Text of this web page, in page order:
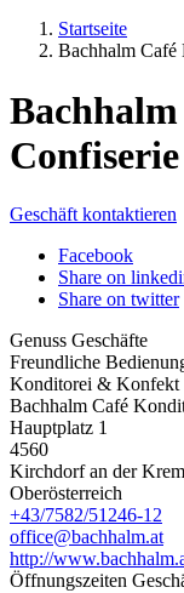
Startseite
Bachhalm
Confiserie
Geschäft kontaktieren
Facebook
Share on
Share on twitter
Genuss Geschäfte
Freundliche
Konditorei & Konfekt
Bachhalm Café
Hauptplatz 1
4560
Kirchdorf an der
Oberösterreich
+43/7582/51246-12
office@bachhalm.at
http://
Öffnungszeiten